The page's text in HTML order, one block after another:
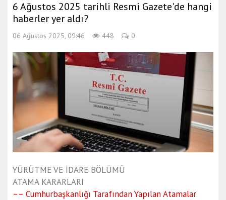
6 Ağustos 2025 tarihli Resmi Gazete'de hangi
haberler yer aldı?
06 Ağustos 2025, 09:46 448 0
YÜRÜTME VE İDARE BÖLÜMÜ
ATAMA KARARLARI
–– Cumhurbaşkanlığı Tarafından Yapılan Atamalar